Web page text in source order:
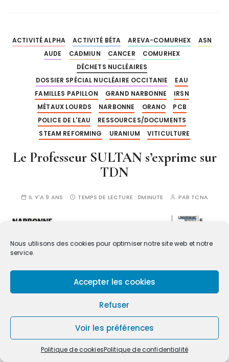
Nous utilisons des cookies pour optimiser notre site web et notre
service.
Accepter les cookies
Refuser
Voir les préférences
Politique de cookiesPolitique de confidentialité
ACTIVITÉ ALPHA ACTIVITÉ BÉTA AREVA-COMURHEX
ASN
AUDE
CADMIUN CANCER
COMURHEX
DÉCHETS NUCLÉAIRES
DOSSIER SPÉCIAL NUCLÉAIRE OCCITANIE
EAU
FAMILLES PAPILLON
GRAND NARBONNE
IRSN
MÉTAUX LOURDS
NARBONNE ORANO
PCB
POLICE DE L'EAU
RESSOURCES/DOCUMENTS
STEAM REFORMING
URANIUM VITICULTURE
Le Professeur SULTAN s’exprime sur
TDN
IL Y'A 9 ANS TEMPS DE LECTURE : 0MINUTE PAR TCNA